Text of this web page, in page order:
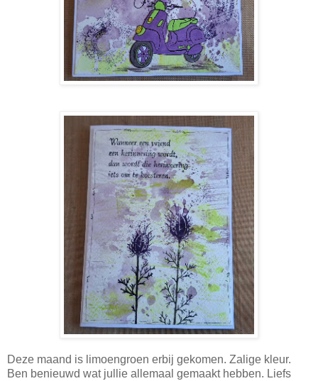
Deze maand is limoengroen erbij gekomen. Zalige kleur.
Ben benieuwd wat jullie allemaal gemaakt hebben. Liefs